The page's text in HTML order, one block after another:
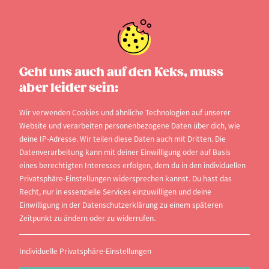
Geht uns auch auf den Keks, muss
aber leider sein:
Wir verwenden Cookies und ähnliche Technologien auf unserer
Website und verarbeiten personenbezogene Daten über dich, wie
deine IP-Adresse. Wir teilen diese Daten auch mit Dritten. Die
Datenverarbeitung kann mit deiner Einwilligung oder auf Basis
eines berechtigten Interesses erfolgen, dem du in den individuellen
Privatsphäre-Einstellungen widersprechen kannst. Du hast das
Recht, nur in essenzielle Services einzuwilligen und deine
Einwilligung in der Datenschutzerklärung zu einem späteren
Zeitpunkt zu ändern oder zu widerrufen.
Individuelle Privatsphäre-Einstellungen